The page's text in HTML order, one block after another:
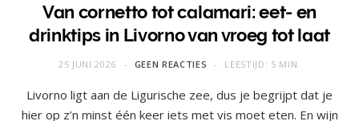
Van cornetto tot calamari: eet- en
drinktips in Livorno van vroeg tot laat
25 JUNI 2026 GEEN REACTIES LEESTIJD: 5 MIN.
Livorno ligt aan de Ligurische zee, dus je begrijpt dat je
hier op z’n minst één keer iets met vis moet eten. En wijn